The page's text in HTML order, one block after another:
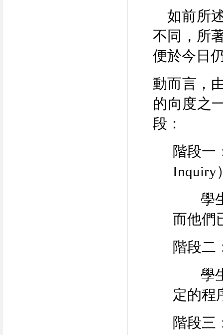
如前所
不同，所
便於今日
動而言，
的向度之
段：
階段一
Inquiry
學生
而他們
階段二
學生
定的程
階段三